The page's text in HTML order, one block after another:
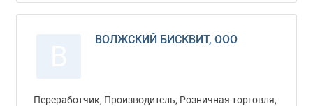
ВОЛЖСКИЙ БИСКВИТ, ООО
Переработчик, Производитель, Розничная торговля,